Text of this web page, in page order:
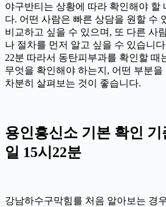
야구반티는 상황에 따라 확인해야 할
다. 어떤 사람은 빠른 상담을 원할 수
비교하고 싶을 수 있으며, 또 다른 사
나 절차를 먼저 알고 싶을 수 있습니다
22분 따라서 동탄피부과를 확인할 때
무엇을 확인해야 하는지, 어떤 부분을
차분히 살펴보는 것이 좋습니다.
용인흥신소 기본 확인 기
일 15시22분
강남하수구막힘를 처음 알아보는 경